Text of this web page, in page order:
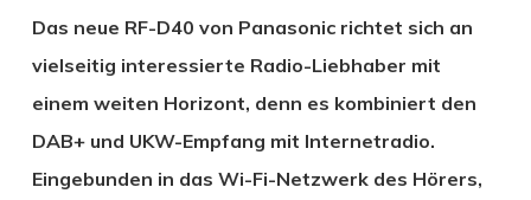
Das neue RF-D40 von Panasonic richtet sich an
vielseitig interessierte Radio-Liebhaber mit
einem weiten Horizont, denn es kombiniert den
DAB+ und UKW-Empfang mit Internetradio.
Eingebunden in das Wi-Fi-Netzwerk des Hörers,